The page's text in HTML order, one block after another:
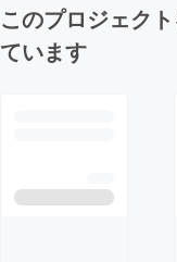
このプロジェク
ています